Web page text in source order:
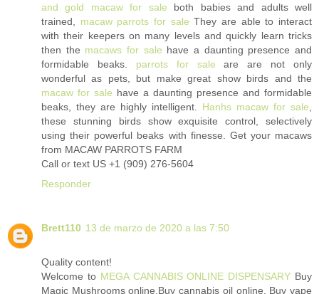
and gold macaw for sale both babies and adults well
trained, macaw parrots for sale They are able to interact
with their keepers on many levels and quickly learn tricks
then the macaws for sale have a daunting presence and
formidable beaks. parrots for sale are are not only
wonderful as pets, but make great show birds and the
macaw for sale have a daunting presence and formidable
beaks, they are highly intelligent. Hanhs macaw for sale,
these stunning birds show exquisite control, selectively
using their powerful beaks with finesse. Get your macaws
from MACAW PARROTS FARM
Call or text US +1 (909) 276-5604
Responder
Brett110 13 de marzo de 2020 a las 7:50
Quality content!
Welcome to MEGA CANNABIS ONLINE DISPENSARY Buy
Magic Mushrooms online,Buy cannabis oil online, Buy vape